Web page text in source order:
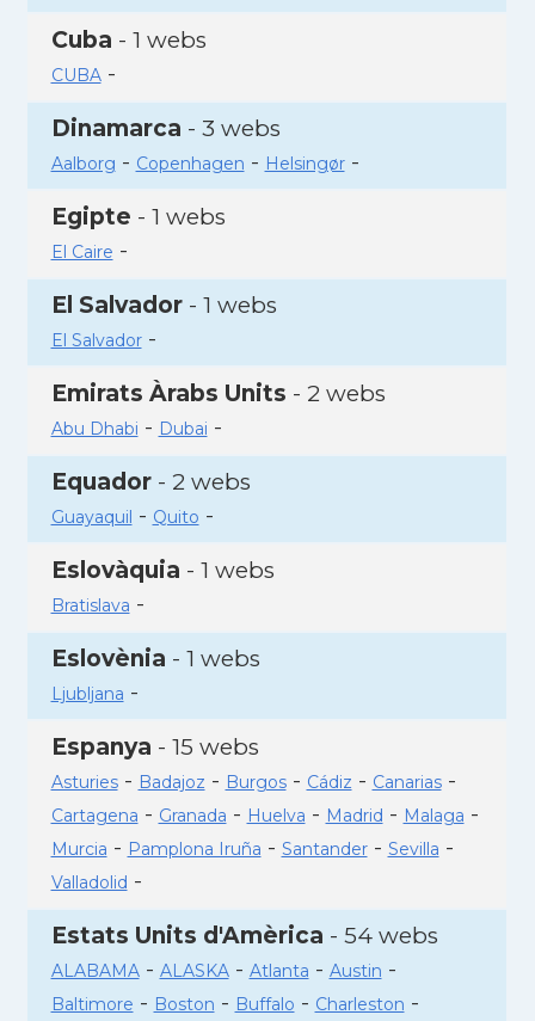
Cuba - 1 webs
CUBA-
Dinamarca - 3 webs
Aalborg - Copenhagen - Helsingør-
Egipte - 1 webs
El Caire -
El Salvador- 1 webs
El Salvador-
Emirats Àrabs Units - 2 webs
Abu Dhabi - Dubai -
Equador- 2 webs
Guayaquil - Quito -
Eslovàquia - 1 webs
Bratislava -
Eslovènia - 1 webs
Ljubljana -
Espanya - 15 webs
Asturies- Badajoz - Burgos- Cádiz - Canarias-
Cartagena - Granada - Huelva - Madrid - Malaga -
Murcia - Pamplona Iruña - Santander- Sevilla -
Valladolid -
Estats Units d'Amèrica - 54 webs
ALABAMA- ALASKA- Atlanta - Austin -
Baltimore - Boston - Buffalo - Charleston -